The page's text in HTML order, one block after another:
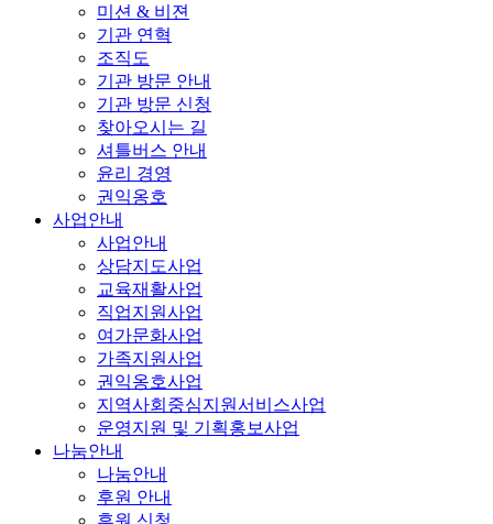
미션 & 비젼
기관 연혁
조직도
기관 방문 안내
기관 방문 신청
찾아오시는 길
셔틀버스 안내
윤리 경영
권익옹호
사업안내
사업안내
상담지도사업
교육재활사업
직업지원사업
여가문화사업
가족지원사업
권익옹호사업
지역사회중심지원서비스사업
운영지원 및 기획홍보사업
나눔안내
나눔안내
후원 안내
후원 신청